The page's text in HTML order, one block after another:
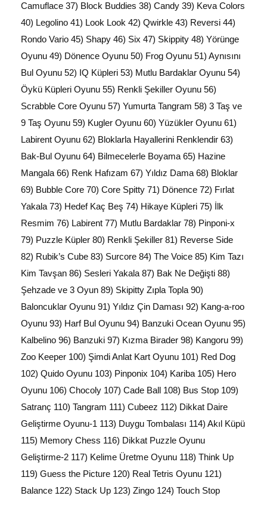
Camuflace 37) Block Buddies 38) Candy 39) Keva Colors
40) Legolino 41) Look Look 42) Qwirkle 43) Reversi 44)
Rondo Vario 45) Shapy 46) Six 47) Skippity 48) Yörünge
Oyunu 49) Dönence Oyunu 50) Frog Oyunu 51) Aynısını
Bul Oyunu 52) IQ Küpleri 53) Mutlu Bardaklar Oyunu 54)
Öykü Küpleri Oyunu 55) Renkli Şekiller Oyunu 56)
Scrabble Core Oyunu 57) Yumurta Tangram 58) 3 Taş ve
9 Taş Oyunu 59) Kugler Oyunu 60) Yüzükler Oyunu 61)
Labirent Oyunu 62) Bloklarla Hayallerini Renklendir 63)
Bak-Bul Oyunu 64) Bilmecelerle Boyama 65) Hazine
Mangala 66) Renk Hafızam 67) Yıldız Dama 68) Bloklar
69) Bubble Core 70) Core Spitty 71) Dönence 72) Fırlat
Yakala 73) Hedef Kaç Beş 74) Hikaye Küpleri 75) İlk
Resmim 76) Labirent 77) Mutlu Bardaklar 78) Pinponi-x
79) Puzzle Küpler 80) Renkli Şekiller 81) Reverse Side
82) Rubik’s Cube 83) Surcore 84) The Voice 85) Kim Tazı
Kim Tavşan 86) Sesleri Yakala 87) Bak Ne Değişti 88)
Şehzade ve 3 Oyun 89) Skipitty Zıpla Topla 90)
Baloncuklar Oyunu 91) Yıldız Çin Daması 92) Kang-a-roo
Oyunu 93) Harf Bul Oyunu 94) Banzuki Ocean Oyunu 95)
Kalbelino 96) Banzuki 97) Kızma Birader 98) Kangoru 99)
Zoo Keeper 100) Şimdi Anlat Kart Oyunu 101) Red Dog
102) Quido Oyunu 103) Pinponix 104) Kariba 105) Hero
Oyunu 106) Chocoly 107) Cade Ball 108) Bus Stop 109)
Satranç 110) Tangram 111) Cubeez 112) Dikkat Daire
Geliştirme Oyunu-1 113) Duygu Tombalası 114) Akıl Küpü
115) Memory Chess 116) Dikkat Puzzle Oyunu
Geliştirme-2 117) Kelime Üretme Oyunu 118) Think Up
119) Guess the Picture 120) Real Tetris Oyunu 121)
Balance 122) Stack Up 123) Zingo 124) Touch Stop